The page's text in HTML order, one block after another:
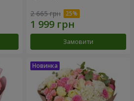
2 665 грн
Замовити